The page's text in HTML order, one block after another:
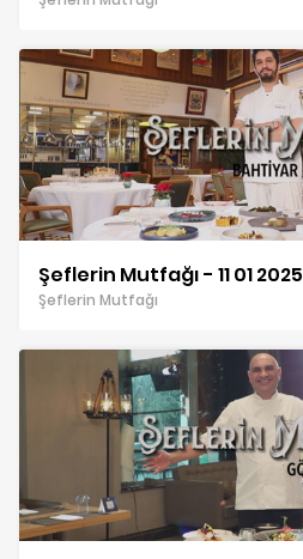
Şeflerin Mutfağı - 11 01 2025
Şeflerin Mutfağı